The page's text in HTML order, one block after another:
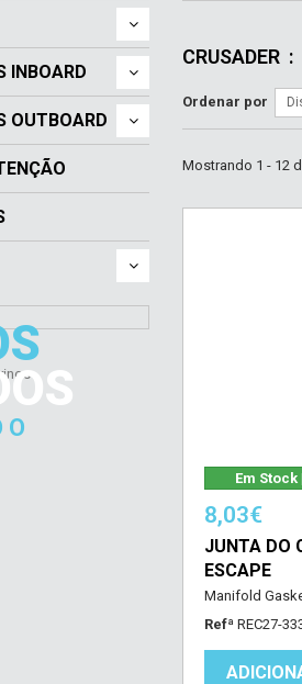
INBOARD
OUTBOARD
O
CRUSADER :
Ordenar por
Mostrando 1 - 12
Em
8,03€
JUNTA DO
ESCAPE
Manifold
Refª REC27-